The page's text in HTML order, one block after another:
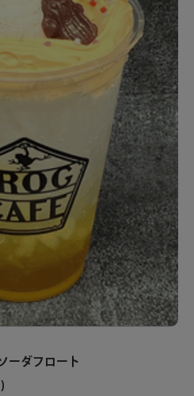
ーダフロート